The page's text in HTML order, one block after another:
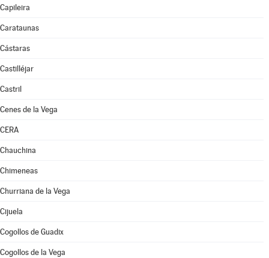
Capileira
Carataunas
Cástaras
Castilléjar
Castril
Cenes de la Vega
CERA
Chauchina
Chimeneas
Churriana de la Vega
Cijuela
Cogollos de Guadix
Cogollos de la Vega